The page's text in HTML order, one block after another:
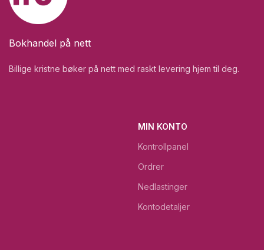
Bokhandel på nett
Billige kristne bøker på nett med raskt levering hjem til deg.
MIN KONTO
Kontrollpanel
Ordrer
Nedlastinger
Kontodetaljer